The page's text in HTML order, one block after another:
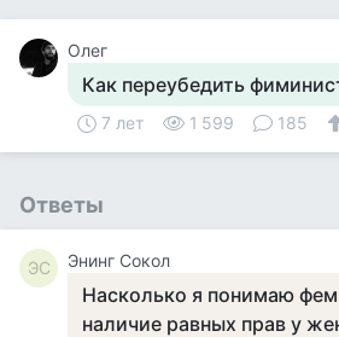
Олег
Как переубедить
7 лет 1 599 185
Ответы
ЭС Энинг Сокол
Насколько я понимаю
наличие равных прав у